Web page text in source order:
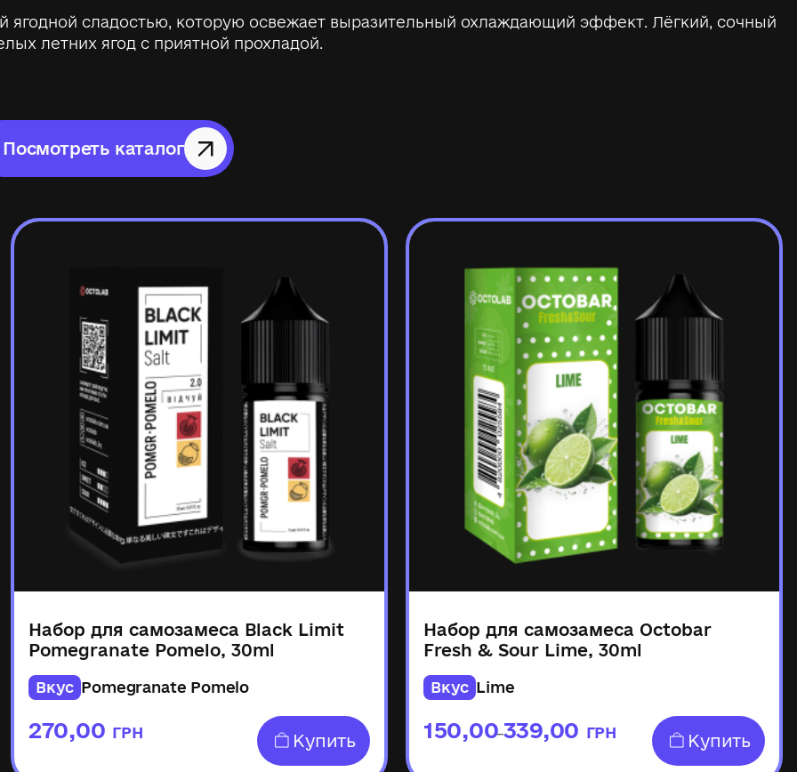
ягодной сладостью, которую освежает выразительный охлаждающий эффект. Лёгкий, сочный
летних ягод с приятной прохладой.
Посмотреть каталог
Набор для самозамеса Black Limit
Pomegranate Pomelo, 30ml
Вкус Pomegranate Pomelo
270,00 ГРН Купить
Набор для самозамеса Octobar
Fresh & Sour Lime, 30ml
Вкус Lime
150,00
–339,00 ГРН Купить